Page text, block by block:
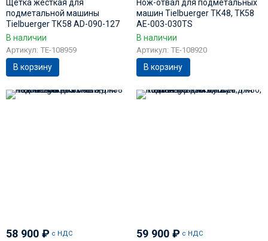
Щетка жесткая для
подметальной машины
Tielbuerger ТК58 AD-090-127
В наличии
Артикул: TE-108959
В корзину
Нож-отвал для подметальных
машин Tielbuerger ТК48, TK58
AE-003-030TS
В наличии
Артикул: TE-108920
В корзину
58 900 ₽ с НДС 59 900₽ с НДС